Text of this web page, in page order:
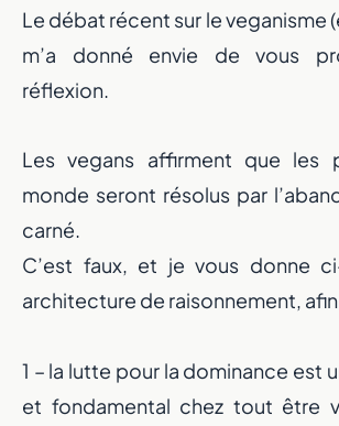
Le débat récent sur le veganisme
m’a donné envie de vous
réflexion.
Les vegans affirment que les
monde seront résolus par
carné.
C’est faux, et je vous donne
architecture de raisonnement, afin
1 – la lutte pour la dominance est
et fondamental chez tout être